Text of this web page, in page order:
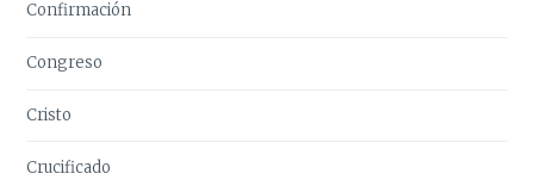
Confirmación
Congreso
Cristo
Crucificado